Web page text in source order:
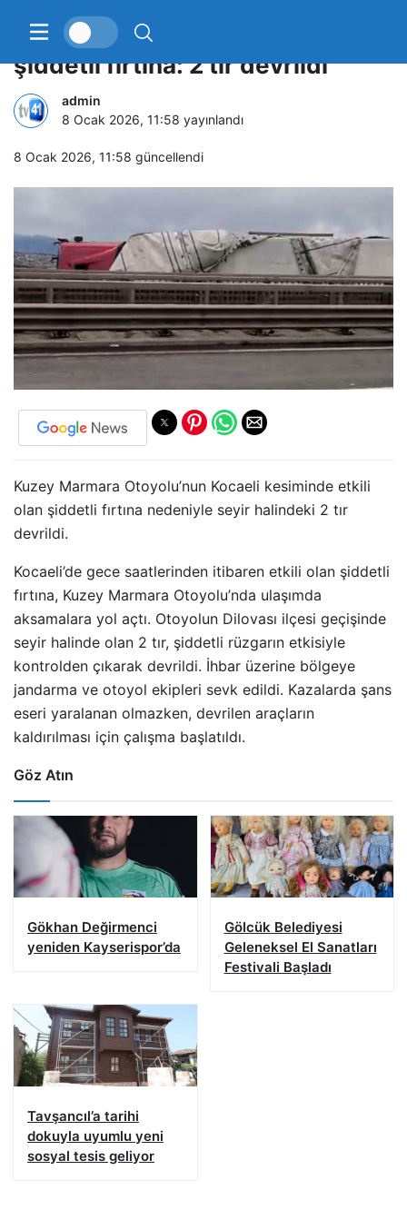
Kuzey Marmara Otoyolu’nda
şiddetli fırtına: 2 tır devrildi
admin
8 Ocak 2026, 11:58 yayınlandı
8 Ocak 2026, 11:58 güncellendi
Kuzey Marmara Otoyolu’nun Kocaeli kesiminde etkili
olan şiddetli fırtına nedeniyle seyir halindeki 2 tır
devrildi.
Kocaeli’de gece saatlerinden itibaren etkili olan şiddetli
fırtına, Kuzey Marmara Otoyolu’nda ulaşımda
aksamalara yol açtı. Otoyolun Dilovası ilçesi geçişinde
seyir halinde olan 2 tır, şiddetli rüzgarın etkisiyle
kontrolden çıkarak devrildi. İhbar üzerine bölgeye
jandarma ve otoyol ekipleri sevk edildi. Kazalarda şans
eseri yaralanan olmazken, devrilen araçların
kaldırılması için çalışma başlatıldı.
Göz Atın
Gökhan Değirmenci
yeniden Kayserispor’da
Gölcük Belediyesi
Geleneksel El Sanatları
Festivali Başladı
Tavşancıl’a tarihi
dokuyla uyumlu yeni
sosyal tesis geliyor